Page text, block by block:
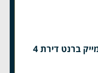
למכירה בחיפה – ברחוב מייק ברנט דירת 4